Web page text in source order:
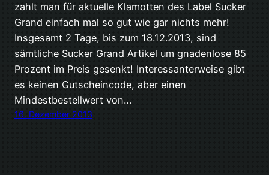
zahlt man für aktuelle Klamotten des Label Sucker
Grand einfach mal so gut wie gar nichts mehr!
Insgesamt 2 Tage, bis zum 18.12.2013, sind
sämtliche Sucker Grand Artikel um gnadenlose 85
Prozent im Preis gesenkt! Interessanterweise gibt
es keinen Gutscheincode, aber einen
Mindestbestellwert von…
16. Dezember 2013